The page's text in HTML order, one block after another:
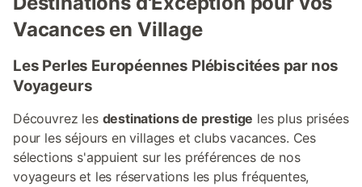
Vacances en Village
Les Perles Européennes Plébiscitées par nos
Voyageurs
Découvrez les destinations de prestige les plus prisées
pour les séjours en villages et clubs vacances. Ces
sélections s'appuient sur les préférences de nos
voyageurs et les réservations les plus fréquentes,